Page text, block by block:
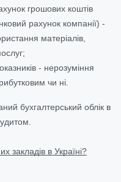
грошових коштів
рахунок компанії) -
матеріалів,
- нерозуміння
чи ні.
бухгалтерський облік в
закладів в Україні?